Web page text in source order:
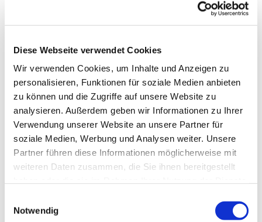
Diese Webseite verwendet Cookies
Wir verwenden Cookies, um Inhalte und Anzeigen zu
personalisieren, Funktionen für soziale Medien anbieten
zu können und die Zugriffe auf unsere Website zu
analysieren. Außerdem geben wir Informationen zu Ihrer
Verwendung unserer Website an unsere Partner für
soziale Medien, Werbung und Analysen weiter. Unsere
Partner führen diese Informationen möglicherweise mit
weiteren Daten zusammen, die Sie ihnen bereitgestellt
Notwendig